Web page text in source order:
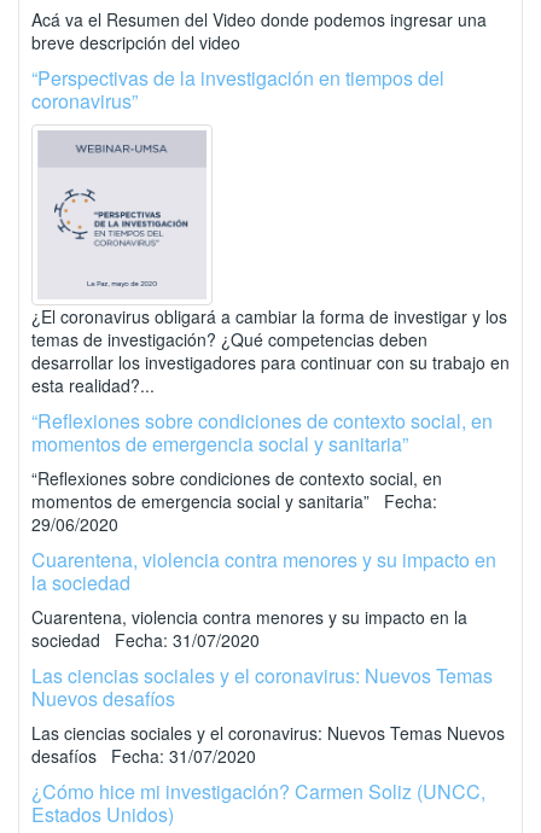
Acá va el Resumen del Video donde podemos ingresar una
breve descripción del video
“Perspectivas de la investigación en tiempos del
coronavirus”
¿El coronavirus obligará a cambiar la forma de investigar y los
temas de investigación? ¿Qué competencias deben
desarrollar los investigadores para continuar con su trabajo en
esta realidad?...
“Reflexiones sobre condiciones de contexto social, en
momentos de emergencia social y sanitaria”
“Reflexiones sobre condiciones de contexto social, en
momentos de emergencia social y sanitaria” Fecha:
29/06/2020
Cuarentena, violencia contra menores y su impacto en
la sociedad
Cuarentena, violencia contra menores y su impacto en la
sociedad Fecha: 31/07/2020
Las ciencias sociales y el coronavirus: Nuevos Temas
Nuevos desafíos
Las ciencias sociales y el coronavirus: Nuevos Temas Nuevos
desafíos Fecha: 31/07/2020
¿Cómo hice mi investigación? Carmen Soliz (UNCC,
Estados Unidos)